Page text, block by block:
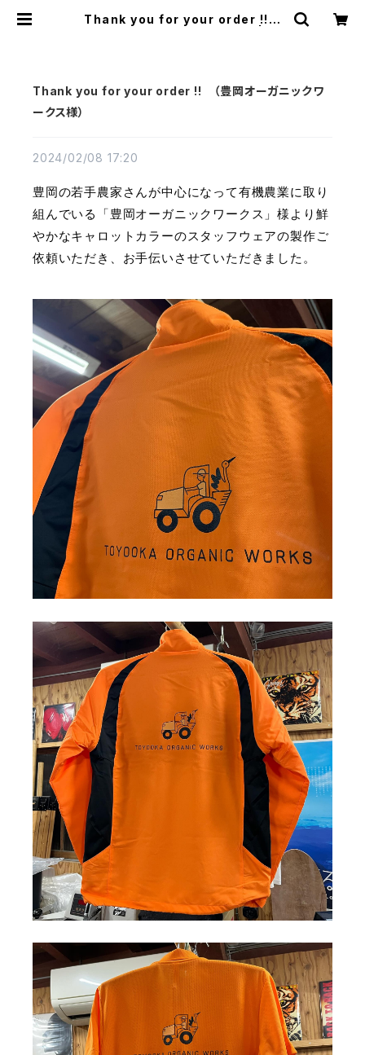
Thank you for your order !!
Thank you for your order !! （豊岡オーガニックワ
ークス様）
2024/02/08 17:20
豊岡の若手農家さんが中心になって有機農業に取り
組んでいる「豊岡オーガニックワークス」様より鮮
やかなキャロットカラーのスタッフウェアの製作ご
依頼いただき、お手伝いさせていただきました。